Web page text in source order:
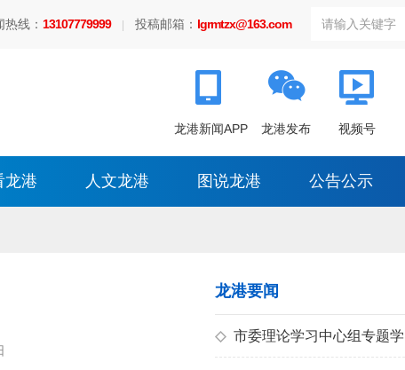
热线： 13107779999 投稿邮箱： lgrmtzx@163.com
龙港新闻APP 龙港发布 视频号
龙港 人文龙港 图说龙港 公告公示
龙港要闻
◇ 市委理论学习中心组专题学习会暨2026年第